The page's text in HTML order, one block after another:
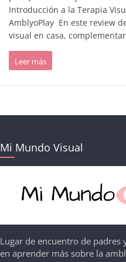
Introducción a la Terapia
AmblyoPlay En este review
visual en casa,
Leer más
Mi Mundo Visual
Lugar de encuentro de padres
en aprender más sobre la